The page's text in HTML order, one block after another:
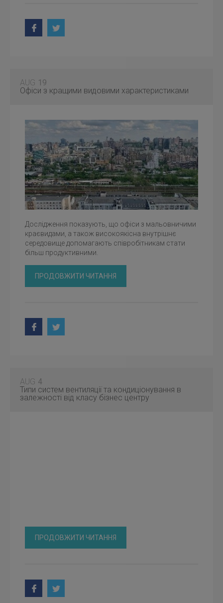
AUG 19
Офіси з кращими видовими характеристиками
Дослідження показують, що офіси з мальовничими
краєвидами, а також високоякісна внутрішнє
середовище допомагають співробітникам стати
більш продуктивними.
ПРОДОВЖИТИ ЧИТАННЯ
AUG 4
Типи систем вентиляції та кондиціонування в
залежності від класу бізнес центру
ПРОДОВЖИТИ ЧИТАННЯ